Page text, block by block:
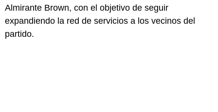
Almirante Brown, con el objetivo de seguir
expandiendo la red de servicios a los vecinos del
partido.